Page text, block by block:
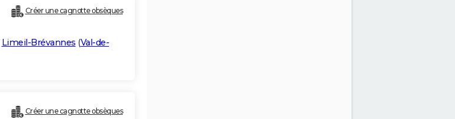
Créer une cagnotte obsèques
Limeil-Brévannes (Val-de-
Créer une cagnotte obsèques